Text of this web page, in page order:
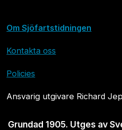
Om Sjöfartstidningen
Kontakta oss
Policies
Ansvarig utgivare Richard
Grundad 1905. Utges av